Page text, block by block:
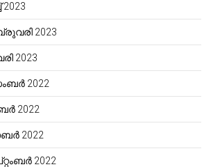
2023
2023
2023
2022
2022
2022
2022